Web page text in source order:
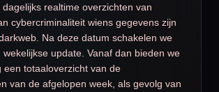
realtime overzichten van
cybercriminaliteit wiens gegevens zijn
Na deze datum schakelen we
update. Vanaf dan bieden we
een totaaloverzicht van de
van de afgelopen week, als gevolg van